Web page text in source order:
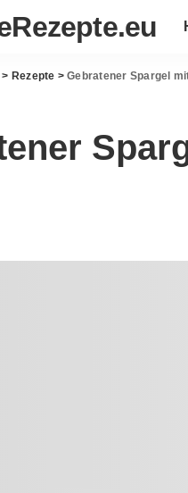
> Rezepte >Gebratener Spargel